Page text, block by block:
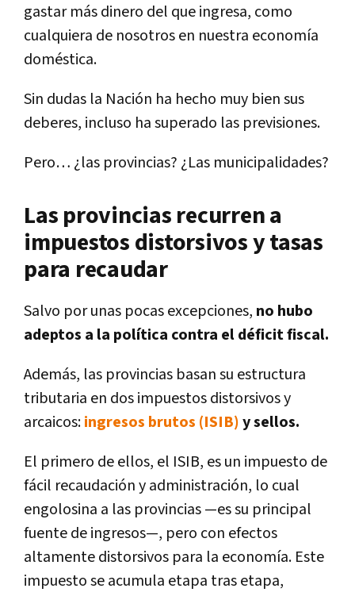
gastar más dinero del que ingresa, como
cualquiera de nosotros en nuestra economía
doméstica.
Sin dudas la Nación ha hecho muy bien sus
deberes, incluso ha superado las previsiones.
Pero… ¿las provincias? ¿Las municipalidades?
Las provincias recurren a
impuestos distorsivos y tasas
para recaudar
Salvo por unas pocas excepciones, no hubo
adeptos a la política contra el déficit fiscal.
Además, las provincias basan su estructura
tributaria en dos impuestos distorsivos y
arcaicos:ingresos brutos (ISIB)y sellos.
El primero de ellos, el ISIB, es un impuesto de
fácil recaudación y administración, lo cual
engolosina a las provincias —es su principal
fuente de ingresos—, pero con efectos
altamente distorsivos para la economía. Este
impuesto se acumula etapa tras etapa,